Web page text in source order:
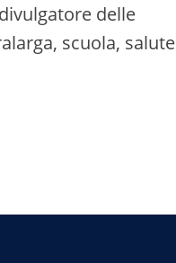
delle
scuola, salute